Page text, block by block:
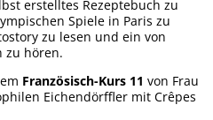
erstelltes Rezeptebuch zu
Spiele in Paris zu
zu lesen und ein von
zu hören.
Französisch-Kurs 11 von Frau
Eichendörffler mit Crêpes